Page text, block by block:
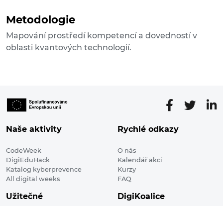
Metodologie
Mapování prostředí kompetencí a dovedností v
oblasti kvantových technologií.
Naše aktivity
CodeWeek
DigiEduHack
Katalog kyberprevence
All digital weeks
Rychlé odkazy
O nás
Kalendář akcí
Kurzy
FAQ
Užitečné DigiKoalice